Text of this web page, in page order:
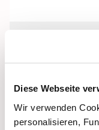
Diese Webseite
Wir verwenden
personalisieren,
Heilige